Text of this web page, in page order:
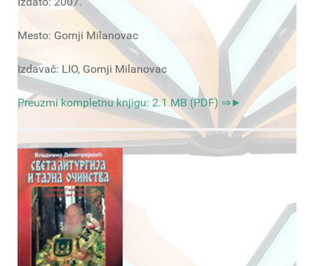
Mesto: Gornji Milanovac
Izdavač: LIO, Gornji Milanovac
Preuzmi kompletnu knjigu: 2.1 MB (PDF) ⇒►